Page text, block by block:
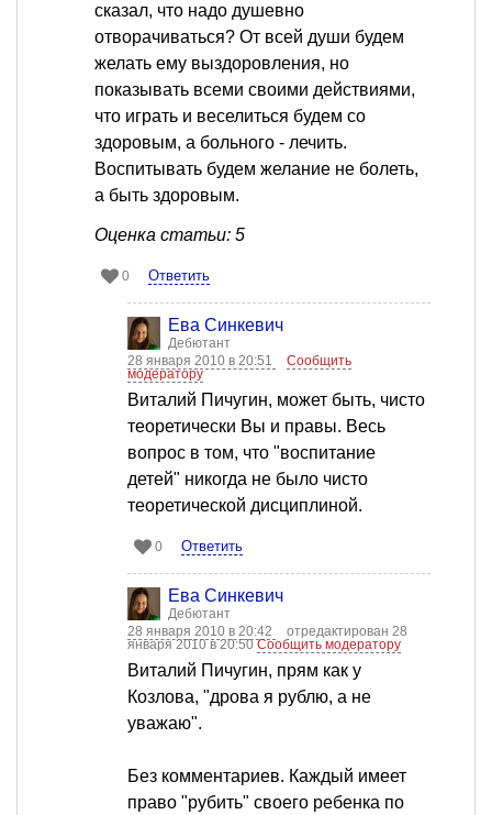
сказал, что надо душевно
отворачиваться? От всей души будем
желать ему выздоровления, но
показывать всеми своими действиями,
что играть и веселиться будем со
здоровым, а больного - лечить.
Воспитывать будем желание не болеть,
а быть здоровым.
Оценка статьи: 5
0 Ответить
Ева Синкевич
Дебютант
28 января 2010 в 20:51
Сообщить
модератору
Виталий Пичугин, может быть, чисто
теоретически Вы и правы. Весь
вопрос в том, что "воспитание
детей" никогда не было чисто
теоретической дисциплиной.
0 Ответить
Ева Синкевич
Дебютант
28 января 2010 в 20:42
отредактирован 28
января 2010 в 20:50Сообщить модератору
Виталий Пичугин, прям как у
Козлова, "дрова я рублю, а не
уважаю".
Без комментариев. Каждый имеет
право "рубить" своего ребенка по